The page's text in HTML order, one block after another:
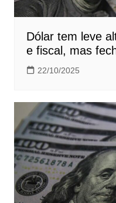
Dólar tem leve
e fiscal, mas
22/10/2025